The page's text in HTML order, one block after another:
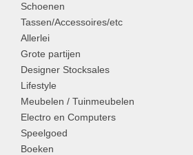
Schoenen
Tassen/Accessoires/etc
Allerlei
Grote partijen
Designer Stocksales
Lifestyle
Meubelen / Tuinmeubelen
Electro en Computers
Speelgoed
Boeken